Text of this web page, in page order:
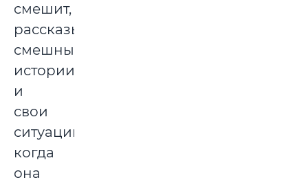
смешит,
рассказывает
смешные
истории
и
свои
ситуации,
когда
она